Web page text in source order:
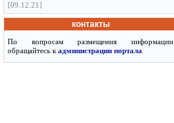
[09.12.21]
контакты
По вопросам размещения информации
обращайтесь к администрации портала